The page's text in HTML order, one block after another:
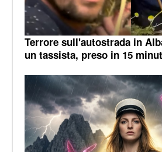
Terrore sull'autostrada in
un tassista, preso in 15